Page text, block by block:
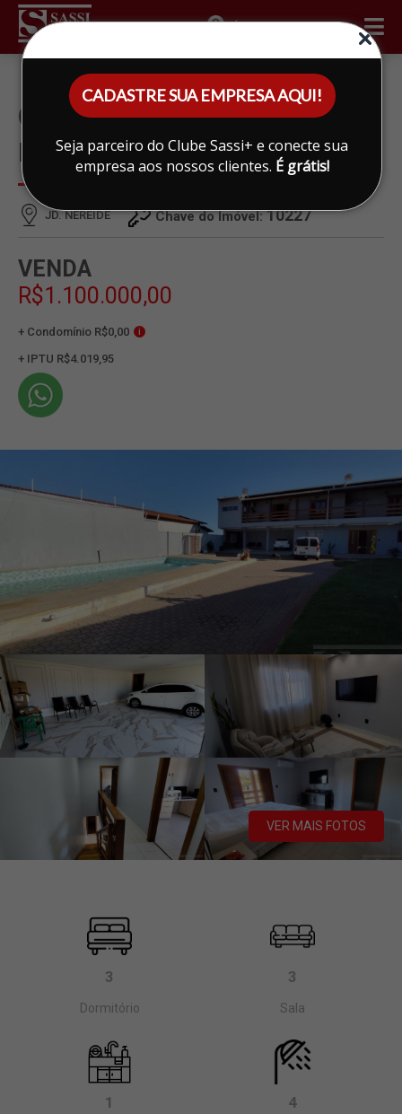
CADASTRE SUA EMPRESA AQUI!
Seja parceiro do Clube Sassi+ e conecte sua
empresa aos nossos clientes. É grátis!
ÁREA DO CLIENTE
CASA À VENDA EM JD.
NEREIDE, LIMEIRA
JD. NEREIDE Chave do Imóvel:10227
VENDA
R$1.100.000,00
+ Condomínio R$0,00 i
+ IPTU R$4.019,95
VER MAIS FOTOS
3
Dormitório
3
Sala
1 4